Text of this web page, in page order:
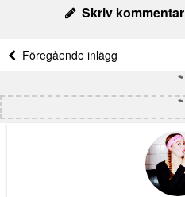
Skriv kommentar
Föregående inlägg